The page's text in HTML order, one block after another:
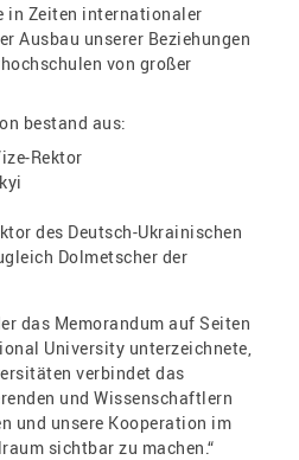
in Zeiten internationaler
Ausbau unserer Beziehungen
von großer
bestand aus:
Rektor
des Deutsch-Ukrainischen
Dolmetscher der
das Memorandum auf Seiten
University unterzeichnete,
verbindet das
und Wissenschaftlern
und unsere Kooperation im
sichtbar zu machen.“